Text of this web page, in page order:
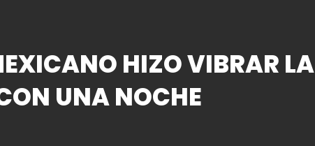
HIZO VIBRAR LA
UNA NOCHE